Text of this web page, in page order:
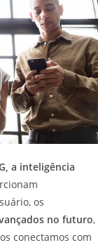
a inteligência
os
no futuro,
conectamos com